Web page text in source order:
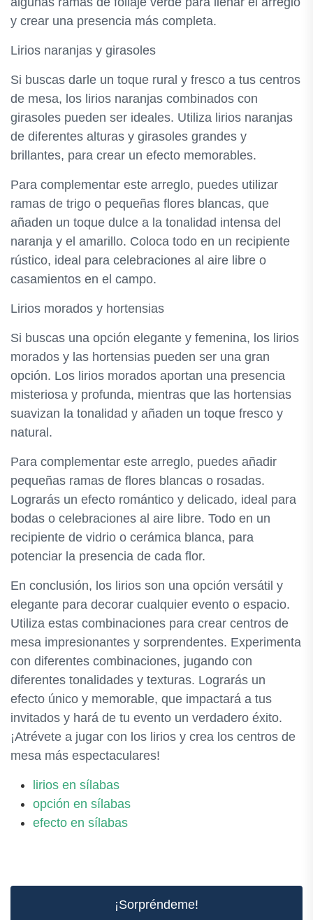
y crear una presencia más completa.
Lirios naranjas y girasoles
Si buscas darle un toque rural y fresco a tus centros
de mesa, los lirios naranjas combinados con
girasoles pueden ser ideales. Utiliza lirios naranjas
de diferentes alturas y girasoles grandes y
brillantes, para crear un efecto memorables.
Para complementar este arreglo, puedes utilizar
ramas de trigo o pequeñas flores blancas, que
añaden un toque dulce a la tonalidad intensa del
naranja y el amarillo. Coloca todo en un recipiente
rústico, ideal para celebraciones al aire libre o
casamientos en el campo.
Lirios morados y hortensias
Si buscas una opción elegante y femenina, los lirios
morados y las hortensias pueden ser una gran
opción. Los lirios morados aportan una presencia
misteriosa y profunda, mientras que las hortensias
suavizan la tonalidad y añaden un toque fresco y
natural.
Para complementar este arreglo, puedes añadir
pequeñas ramas de flores blancas o rosadas.
Lograrás un efecto romántico y delicado, ideal para
bodas o celebraciones al aire libre. Todo en un
recipiente de vidrio o cerámica blanca, para
potenciar la presencia de cada flor.
En conclusión, los lirios son una opción versátil y
elegante para decorar cualquier evento o espacio.
Utiliza estas combinaciones para crear centros de
mesa impresionantes y sorprendentes. Experimenta
con diferentes combinaciones, jugando con
diferentes tonalidades y texturas. Lograrás un
efecto único y memorable, que impactará a tus
invitados y hará de tu evento un verdadero éxito.
¡Atrévete a jugar con los lirios y crea los centros de
mesa más espectaculares!
lirios en sílabas
opción en sílabas
efecto en sílabas
¡Sorpréndeme!